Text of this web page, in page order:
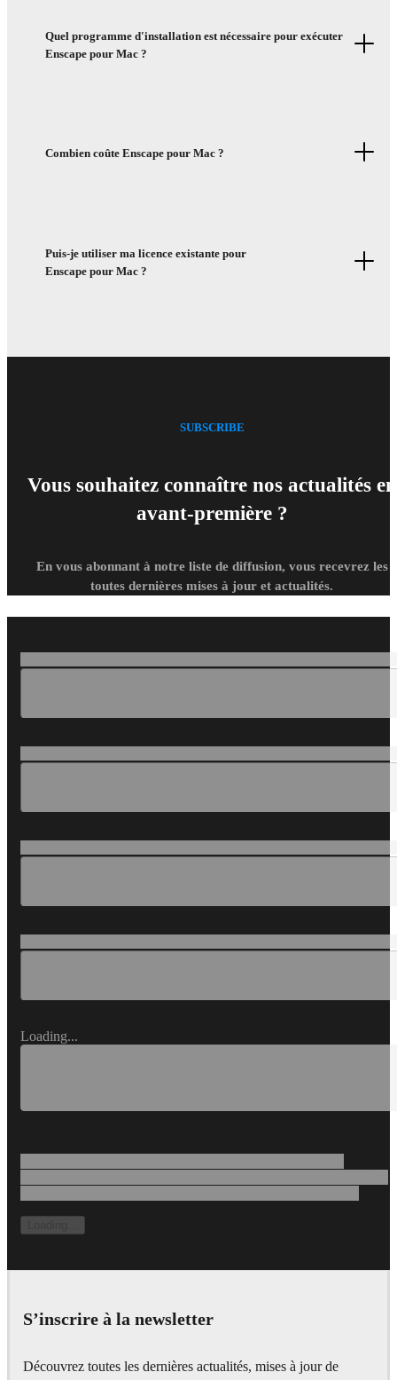
Quel programme d'installation est nécessaire pour exécuter
Enscape pour Mac ?
Combien coûte Enscape pour Mac ?
Puis-je utiliser ma licence existante pour
Enscape pour Mac ?
Vous souhaitez connaître nos actualités en
avant-première ?
SUBSCRIBE
En vous abonnant à notre liste de diffusion, vous recevrez les
toutes dernières mises à jour et actualités.
Loading...
S’inscrire à la newsletter
Découvrez toutes les dernières actualités, mises à jour de